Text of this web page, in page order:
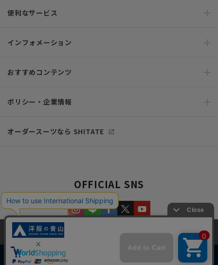
便利なサービス
インフォメーション
おすすめコンテンツ
ポリシー・企業情報
オーダースーツなら SHITATE
OFFICIAL SNS
当サイトでは、快適な閲覧体験とコンテンツ改善のためにCookieを使用
しています。閲覧を続けることで、Cookieの使用に同意したものとみな